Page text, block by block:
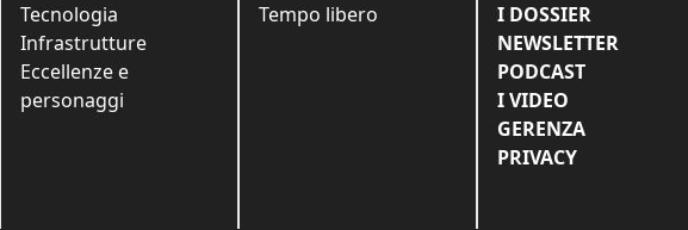
Tecnologia
Infrastrutture
Eccellenze e
personaggi
Tempo libero
I DOSSIER
NEWSLETTER
PODCAST
I VIDEO
GERENZA
PRIVACY